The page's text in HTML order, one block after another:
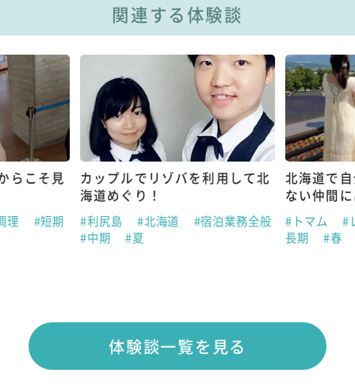
関連する体験談
らこそ見
理 #短期
カップルでリゾバを利用して北
海道めぐり！
#利尻島 #北海道
#宿泊業務全般
#中期
#夏
北海道で
ない仲間
#トマム
#
長期
#春
体験談一覧を見る